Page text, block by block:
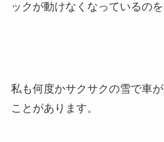
ックが動けなくなっているのを
私も何度かサクサクの雪で車
ことがあります。